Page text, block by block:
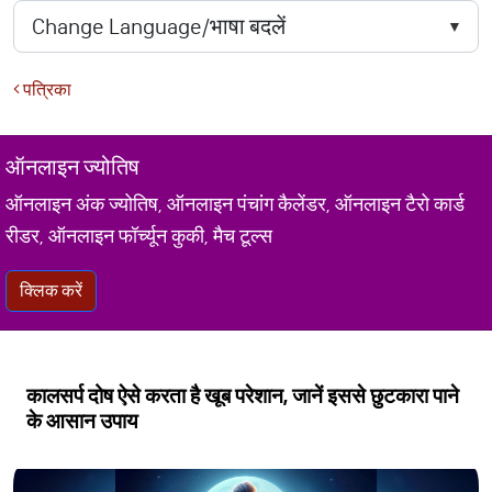
पत्रिका
ऑनलाइन ज्योतिष
ऑनलाइन अंक ज्योतिष, ऑनलाइन पंचांग कैलेंडर, ऑनलाइन टैरो कार्ड
रीडर, ऑनलाइन फॉर्च्यून कुकी, मैच टूल्स
क्लिक करें
कालसर्प दोष ऐसे करता है खूब परेशान, जानें इससे छुटकारा पाने
के आसान उपाय